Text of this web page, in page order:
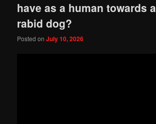
have as a human towards a
rabid dog?
Posted onJuly 10, 2026